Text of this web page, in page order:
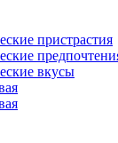
пристрастия
вкусы